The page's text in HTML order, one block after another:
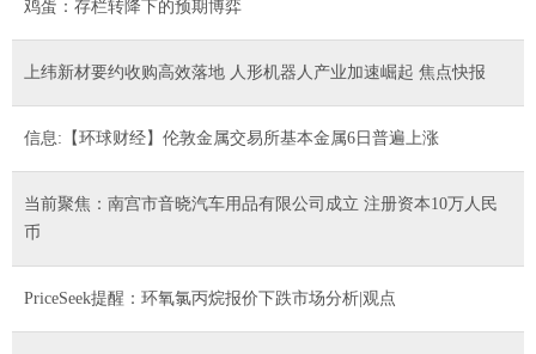
鸡蛋：存栏转降下的预期博弈
上纬新材要约收购高效落地 人形机器人产业加速崛起 焦点快报
信息:【环球财经】伦敦金属交易所基本金属6日普遍上涨
当前聚焦：南宫市音晓汽车用品有限公司成立 注册资本10万人民
币
PriceSeek提醒：环氧氯丙烷报价下跌市场分析|观点